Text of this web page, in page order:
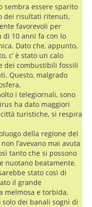
sembra essere sparito
dei risultati ritenuti,
favorevoli per
di 10 anni fa con lo
Dato che, appunto,
c’ è stato un calo
dei combustibili fossili
Questo, malgrado
i telegiornali, sono
ha dato maggiori
turistiche, si respira
della regione del
l’avevano mai avuta
tanto che si possono
nuotano beatamente.
stato così di
il grande
melmosa e torbida,
dei banali sogni di